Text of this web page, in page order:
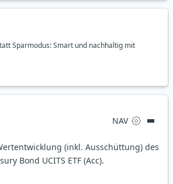
Sparmodus: Smart und nachhaltig mit
NAV
(inkl. Ausschüttung) des
Bond UCITS ETF (Acc).